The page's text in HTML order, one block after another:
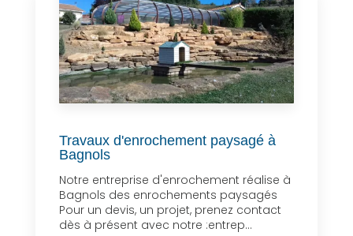
Travaux d'enrochement paysagé à
Bagnols
Notre entreprise d'enrochement réalise à
Bagnols des enrochements paysagés
Pour un devis, un projet, prenez contact
dès à présent avec notre :entrep...